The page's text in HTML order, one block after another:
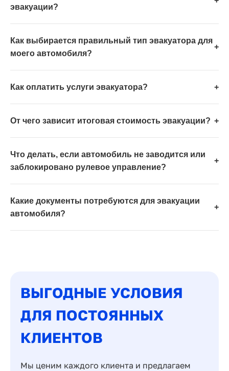
эвакуации?
Как выбирается правильный тип эвакуатора для
моего автомобиля?
+
Как оплатить услуги эвакуатора? +
От чего зависит итоговая стоимость эвакуации? +
Что делать, если автомобиль не заводится или
заблокировано рулевое управление?
+
Какие документы потребуются для эвакуации
автомобиля?
+
ВЫГОДНЫЕ УСЛОВИЯ
ДЛЯ ПОСТОЯННЫХ
КЛИЕНТОВ
Мы ценим каждого клиента и предлагаем